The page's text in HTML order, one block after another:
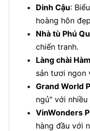
Dinh Cậu:
hoàng hôn
Nhà tù Phú
chiến tranh.
Làng chài
sản tươi ngon
Grand World
ngủ" với
VinWonders
hàng đầu với